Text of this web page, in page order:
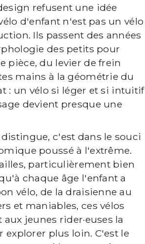
refusent une idée
d'enfant n'est pas un vélo
Ils passent des années
des petits pour
pièce, du levier de frein
mains à la géométrie du
: un vélo si léger et si intuitif
devient presque une
c'est dans le souci
poussé à l'extrême.
particulièrement bien
chaque âge l'enfant a
vélo, de la draisienne au
et maniables, ces vélos
jeunes rider·euses la
explorer plus loin. C'est le